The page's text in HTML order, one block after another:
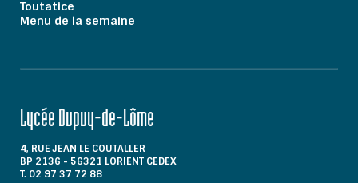
Toutatice
Menu de la semaine
Lycée Dupuy-de-Lôme
4, RUE JEAN LE COUTALLER
BP 2136 - 56321 LORIENT CEDEX
T. 02 97 37 72 88